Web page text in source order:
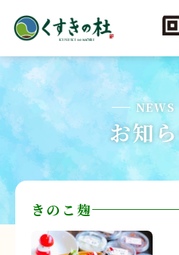
NEWS
お知
きのこ麹